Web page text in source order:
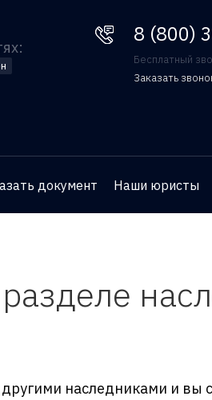
8 (800)
Бесплатный
Заказать
и юрист перезвонит вам
консультации
документ Наши юристы
наследниками и